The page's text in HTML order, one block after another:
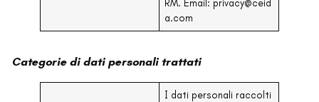
a.com
Categorie di dati personali trattati
I dati personali raccolti